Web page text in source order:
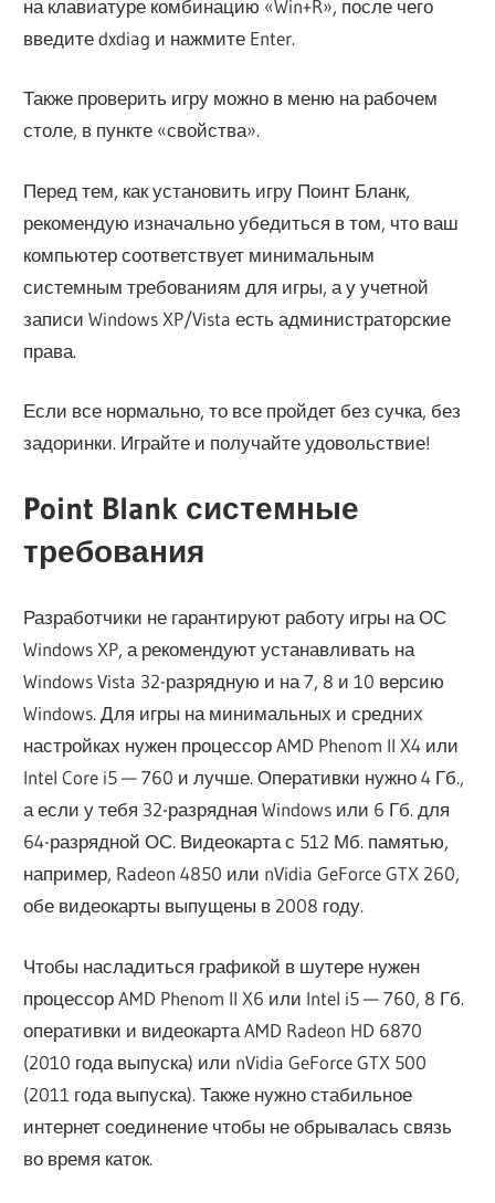
на клавиатуре комбинацию «Win+R», после чего
введите dxdiag и нажмите Enter.
Также проверить игру можно в меню на рабочем
столе, в пункте «свойства».
Перед тем, как установить игру Поинт Бланк,
рекомендую изначально убедиться в том, что ваш
компьютер соответствует минимальным
системным требованиям для игры, а у учетной
записи Windows XP/Vista есть администраторские
права.
Если все нормально, то все пройдет без сучка, без
задоринки. Играйте и получайте удовольствие!
Point Blank системные
требования
Разработчики не гарантируют работу игры на ОС
Windows XP, а рекомендуют устанавливать на
Windows Vista 32-разрядную и на 7, 8 и 10 версию
Windows. Для игры на минимальных и средних
настройках нужен процессор AMD Phenom II X4 или
Intel Core i5 — 760 и лучше. Оперативки нужно 4 Гб.,
а если у тебя 32-разрядная Windows или 6 Гб. для
64-разрядной ОС. Видеокарта с 512 Мб. памятью,
например, Radeon 4850 или nVidia GeForce GTX 260,
обе видеокарты выпущены в 2008 году.
Чтобы насладиться графикой в шутере нужен
процессор AMD Phenom II X6 или Intel i5 — 760, 8 Гб.
оперативки и видеокарта AMD Radeon HD 6870
(2010 года выпуска) или nVidia GeForce GTX 500
(2011 года выпуска). Также нужно стабильное
интернет соединение чтобы не обрывалась связь
во время каток.